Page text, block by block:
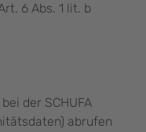
6 Abs. 1 lit. b
der SCHUFA
abrufen